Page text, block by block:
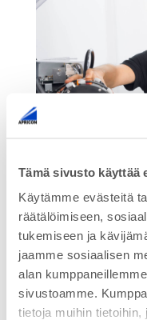
Tämä sivusto käyttää
Käytämme evästeitä
räätälöimiseen,
tukemiseen ja
jaamme sosiaalisen
alan
sivustoamme.
tietoja muihin tietoihin,